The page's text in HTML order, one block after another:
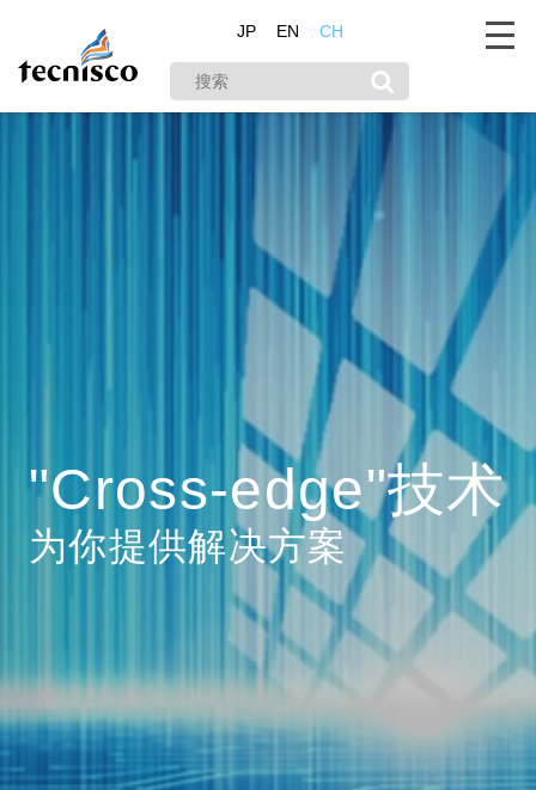
JP EN CH
"Cross-edge"技术
为你提供解决方案